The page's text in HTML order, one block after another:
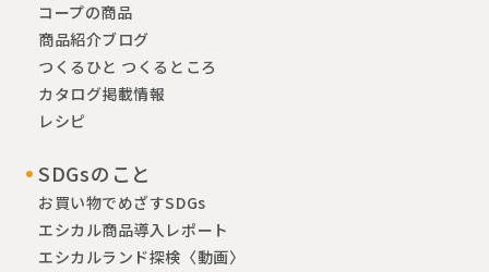
コープの商品
商品紹介ブログ
つくるひと つくるところ
カタログ掲載情報
レシピ
SDGsのこと
お買い物でめざすSDGs
エシカル商品導入レポート
エシカルランド探検〈動画〉